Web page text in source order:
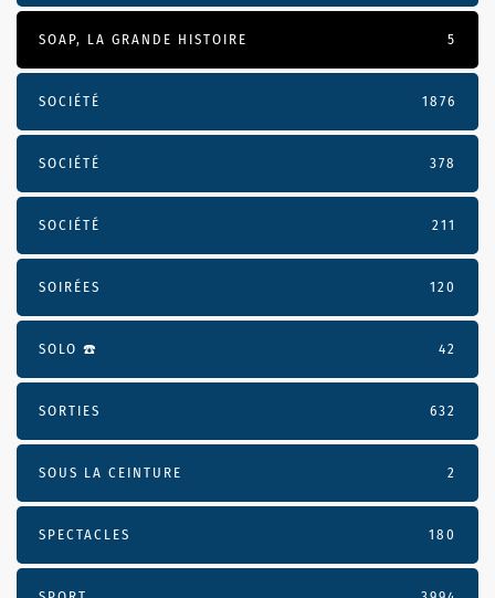
SOAP, LA GRANDE HISTOIRE 5
SOCIÉTÉ 1876
SOCIÉTÉ 378
SOCIÉTÉ 211
SOIRÉES 120
SOLO ☎️ 42
SORTIES 632
SOUS LA CEINTURE 2
SPECTACLES 180